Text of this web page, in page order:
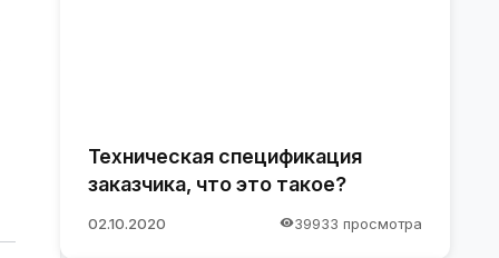
Техническая спецификация
заказчика, что это такое?
02.10.2020 39933 просмотра